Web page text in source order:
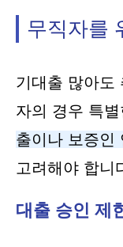
무직자를
기대출 많아도
자의 경우 특
출이나 보증인
고려해야 합니
대출 승인 제